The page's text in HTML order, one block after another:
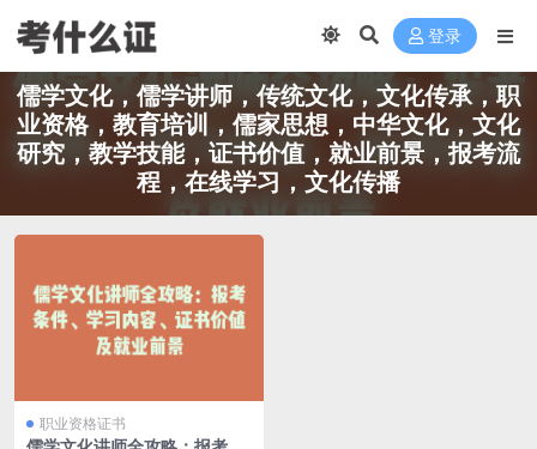
登录
儒学文化，儒学讲师，传统文化，文化传承，职
业资格，教育培训，儒家思想，中华文化，文化
研究，教学技能，证书价值，就业前景，报考流
程，在线学习，文化传播
职业资格证书